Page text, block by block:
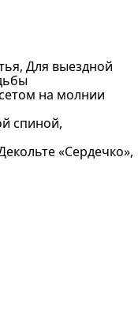
Для выездной
на молнии
спиной,
«Сердечко»,